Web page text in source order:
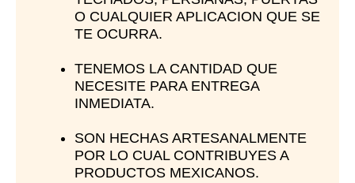
O CUALQUIER APLICACION QUE SE
TE OCURRA.
TENEMOS LA CANTIDAD QUE
NECESITE PARA ENTREGA
INMEDIATA.
SON HECHAS ARTESANALMENTE
POR LO CUAL CONTRIBUYES A
PRODUCTOS MEXICANOS.